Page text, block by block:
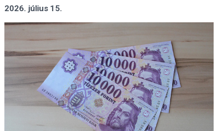
2026. július 15.